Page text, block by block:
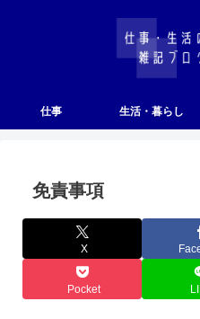
仕事 生活・暮らし
免責事項
X
Pocket